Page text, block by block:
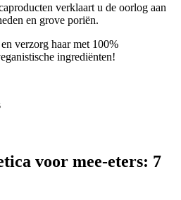
verklaart u de oorlog aan
en grove poriën.
verzorg haar met 100%
ingrediënten!
voor mee-eters: 7